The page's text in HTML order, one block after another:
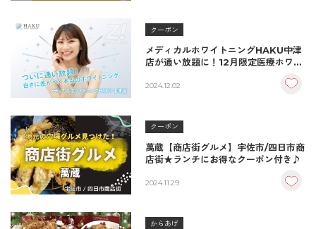
クーポン
メディカルホワイトニングHAKU中津
店が通い放題に！12月限定医療ホワイ
津市
2024.12.02
クーポン
萬蔵【商店街グルメ】宇佐市/四日市商
店街★ランチにお得なクーポン付き♪
2024.11.29
からあげ